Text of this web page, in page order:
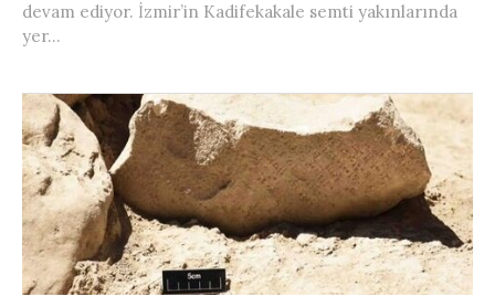
devam ediyor. İzmir’in Kadifekakale semti yakınlarında
yer...